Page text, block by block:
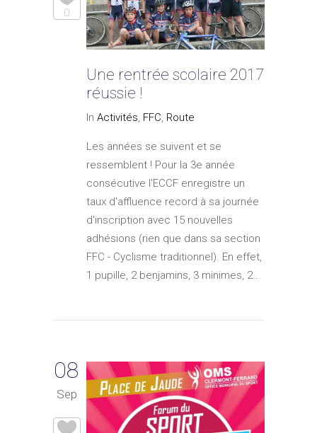
0
Une rentrée scolaire 2017
réussie !
In Activités, FFC, Route
Les années se suivent et se
ressemblent ! Pour la 3e année
consécutive l'ECCF enregistre un
taux d'affluence record à sa journée
d'inscription avec 15 nouvelles
adhésions (rien que dans sa section
FFC - Cyclisme traditionnel). En effet,
1 pupille, 2 benjamins, 3 minimes, 2...
08
Sep